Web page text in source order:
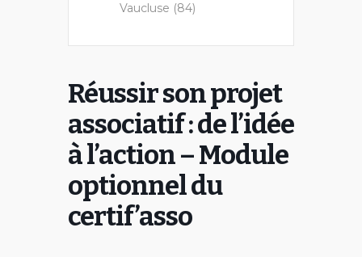
Vaucluse (84)
Réussir son projet
associatif : de l’idée
à l’action – Module
optionnel du
certif’asso